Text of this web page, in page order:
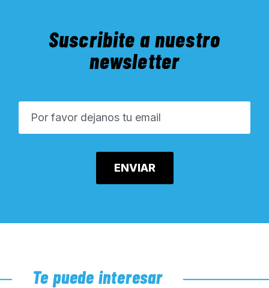
Suscribite a nuestro
newsletter
Te puede interesar